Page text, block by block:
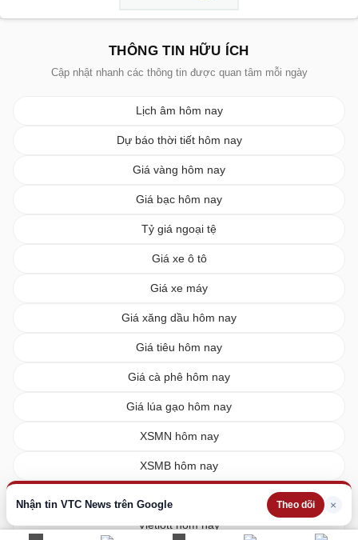
Nhận tin VTC News trên Google Theo dõi ×
THÔNG TIN HỮU ÍCH
Cập nhật nhanh các thông tin được quan tâm mỗi ngày
Lịch âm hôm nay
Dự báo thời tiết hôm nay
Giá vàng hôm nay
Giá bạc hôm nay
Tỷ giá ngoại tệ
Giá xe ô tô
Giá xe máy
Giá xăng dầu hôm nay
Giá tiêu hôm nay
Giá cà phê hôm nay
Giá lúa gạo hôm nay
XSMN hôm nay
XSMB hôm nay
Vietlott hôm nay